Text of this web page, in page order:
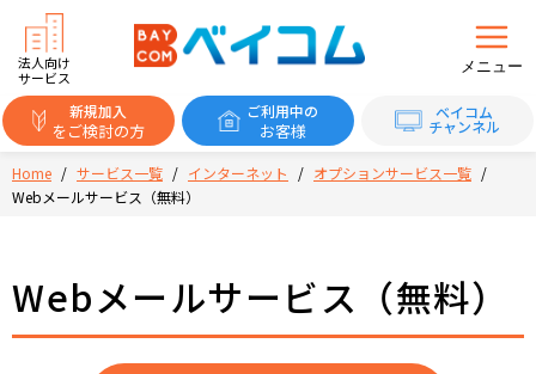
Home / サービス一覧 / インターネット / オプションサービス一覧 /
Webメールサービス（無料）
法人向け
サービス
メニュー
新規加入
をご検討の方
ご利用中の
お客様
ベイコム
チャンネル
Webメールサービス（無料）